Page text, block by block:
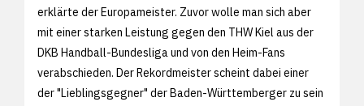
erklärte der Europameister. Zuvor wolle man sich aber
mit einer starken Leistung gegen den THW Kiel aus der
DKB Handball-Bundesliga und von den Heim-Fans
verabschieden. Der Rekordmeister scheint dabei einer
der "Lieblingsgegner" der Baden-Württemberger zu sein